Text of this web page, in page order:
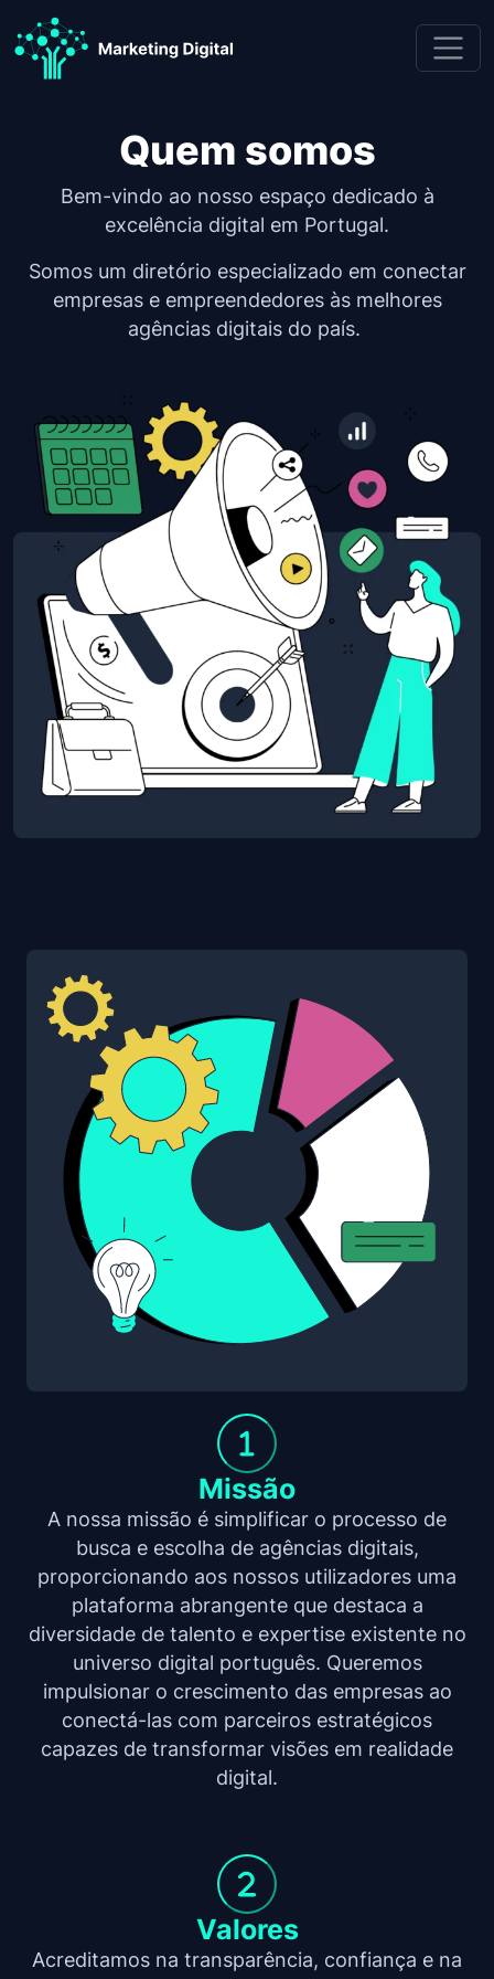
Skip to content
Quem somos
Quem somos
Bem-vindo ao nosso espaço dedicado à
excelência digital em Portugal.
Somos um diretório especializado em conectar
empresas e empreendedores às melhores
agências digitais do país.
Missão
A nossa missão é simplificar o processo de
busca e escolha de agências digitais,
proporcionando aos nossos utilizadores uma
plataforma abrangente que destaca a
diversidade de talento e expertise existente no
universo digital português. Queremos
impulsionar o crescimento das empresas ao
conectá-las com parceiros estratégicos
capazes de transformar visões em realidade
digital.
Valores
Acreditamos na transparência, confiança e na